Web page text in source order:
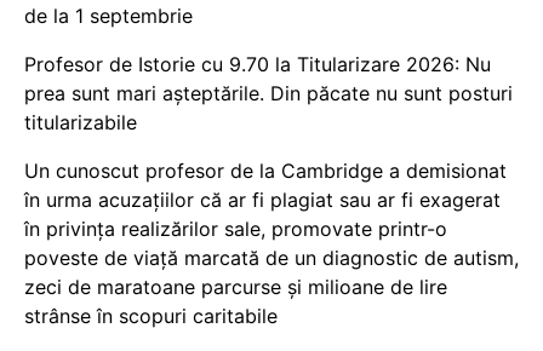
de la 1 septembrie
Profesor de Istorie cu 9.70 la Titularizare 2026: Nu
prea sunt mari așteptările. Din păcate nu sunt posturi
titularizabile
Un cunoscut profesor de la Cambridge a demisionat
în urma acuzațiilor că ar fi plagiat sau ar fi exagerat
în privința realizărilor sale, promovate printr-o
poveste de viață marcată de un diagnostic de autism,
zeci de maratoane parcurse și milioane de lire
strânse în scopuri caritabile